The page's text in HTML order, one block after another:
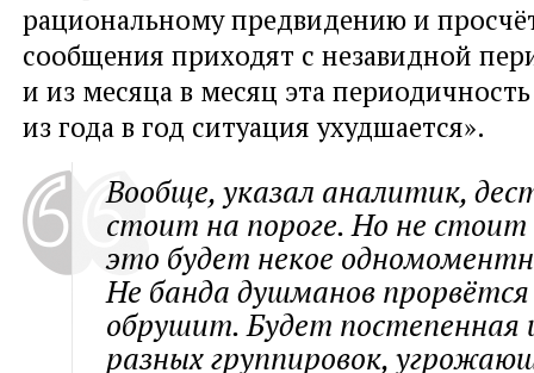
рациональному предвидению и
сообщения приходят с незавидной
и из месяца в месяц эта
из года в год ситуация ухудшается».
Вообще, указал аналитик,
стоит на пороге. Но не
это будет некое
Не банда душманов прорвётся
обрушит. Будет постепенная
разных группировок,